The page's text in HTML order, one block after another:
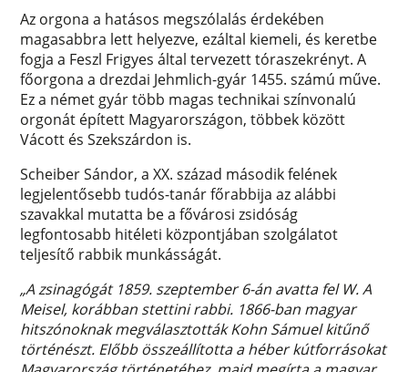
Az orgona a hatásos megszólalás érdekében
magasabbra lett helyezve, ezáltal kiemeli, és keretbe
fogja a Feszl Frigyes által tervezett tóraszekrényt. A
főorgona a drezdai Jehmlich-gyár 1455. számú műve.
Ez a német gyár több magas technikai színvonalú
orgonát épített Magyarországon, többek között
Vácott és Szekszárdon is.
Scheiber Sándor, a XX. század második felének
legjelentősebb tudós-tanár főrabbija az alábbi
szavakkal mutatta be a fővárosi zsidóság
legfontosabb hitéleti központjában szolgálatot
teljesítő rabbik munkásságát.
„A zsinagógát 1859. szeptember 6-án avatta fel W. A
Meisel, korábban stettini rabbi. 1866-ban magyar
hitszónoknak megválasztották Kohn Sámuel kitűnő
történészt. Előbb összeállította a héber kútforrásokat